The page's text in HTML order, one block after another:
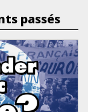
passés